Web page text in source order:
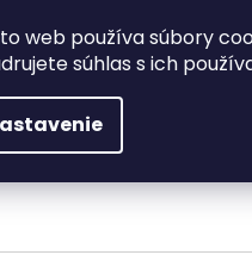
web používa súbory
súhlas s ich
Varianty